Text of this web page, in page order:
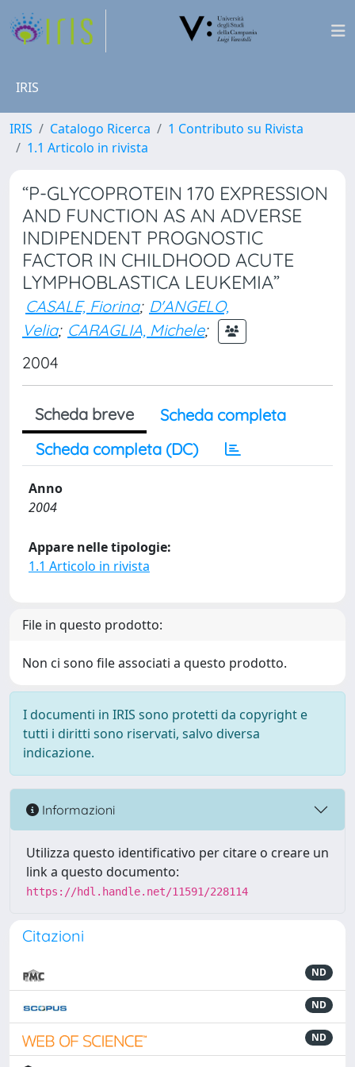
IRIS
IRIS Catalogo Ricerca
1 Contributo su Rivista
1.1 Articolo in rivista
“P-GLYCOPROTEIN 170 EXPRESSION
AND FUNCTION AS AN ADVERSE
INDIPENDENT PROGNOSTIC
FACTOR IN CHILDHOOD ACUTE
LYMPHOBLASTICA LEUKEMIA”
CASALE, Fiorina; D'ANGELO,
Velia; CARAGLIA, Michele;
2004
Scheda breve
Scheda completa
Scheda completa (DC)
Anno
2004
Appare nelle tipologie:
1.1 Articolo in rivista
File in questo prodotto:
Non ci sono file associati a questo prodotto.
I documenti in IRIS sono protetti da copyright e
tutti i diritti sono riservati, salvo diversa
indicazione.
Informazioni
Utilizza questo identificativo per citare o creare un
link a questo documento:
https://hdl.handle.net/11591/228114
Citazioni
ND
ND
ND